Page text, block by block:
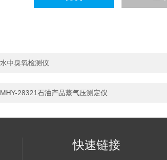
水中臭氧检测仪
MHY-28321石油产品蒸气压测定仪
快速链接